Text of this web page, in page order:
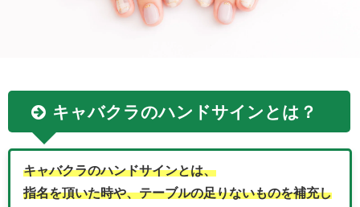
キャバクラのハンドサインとは？
キャバクラのハンドサインとは、
指名を頂いた時や、テーブルの足りないものを補充し